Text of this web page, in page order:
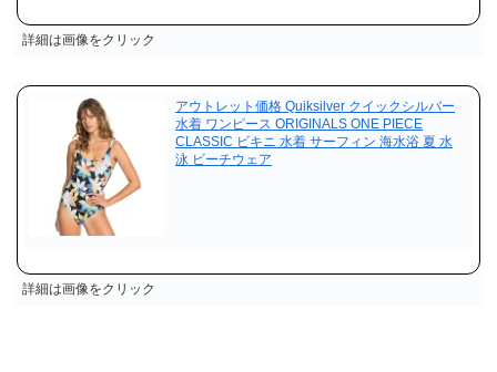
詳細は画像をクリック
アウトレット価格 Quiksilver クイックシルバー
水着 ワンピース ORIGINALS ONE PIECE
CLASSIC ビキニ 水着 サーフィン 海水浴 夏 水
泳 ビーチウェア
詳細は画像をクリック